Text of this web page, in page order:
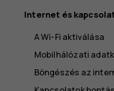
Internet és
A Wi-Fi aktiválása
Mobilhálózati
Böngészés az